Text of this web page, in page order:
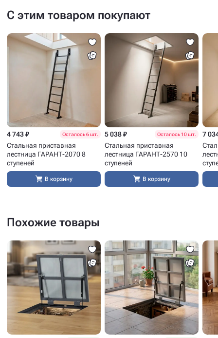
С этим товаром покупают
4 743 ₽ Осталось 6 шт.
Стальная приставная
лестница ГАРАНТ-2070 8
ступеней
В корзину
5 038 ₽ Осталось 10 шт.
Стальная приставная
лестница ГАРАНТ-2570 10
ступеней
В корзину
7
Похожие товары